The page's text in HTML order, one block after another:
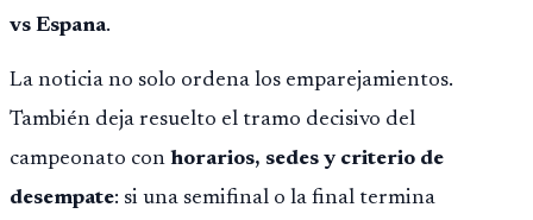
vs Espana.
La noticia no solo ordena los emparejamientos.
También deja resuelto el tramo decisivo del
campeonato con horarios, sedes y criterio de
desempate: si una semifinal o la final termina